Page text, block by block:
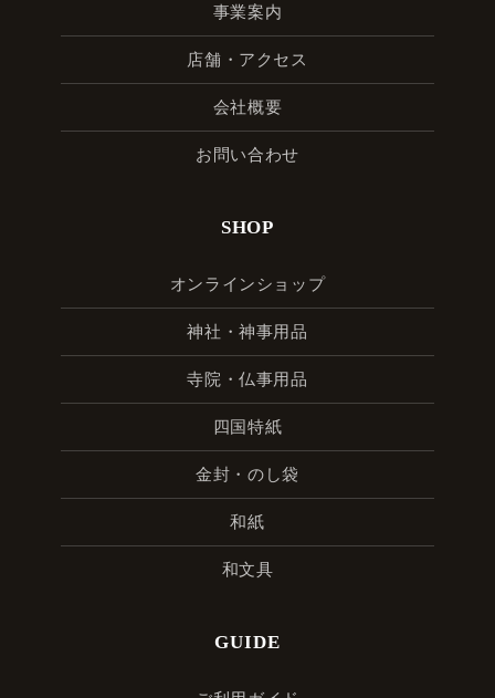
事業案内
店舗・アクセス
会社概要
お問い合わせ
SHOP
オンラインショップ
神社・神事用品
寺院・仏事用品
四国特紙
金封・のし袋
和紙
和文具
GUIDE